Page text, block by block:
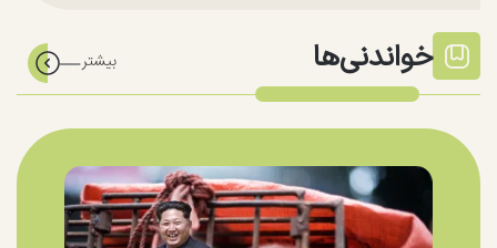
خواندنی‌ها